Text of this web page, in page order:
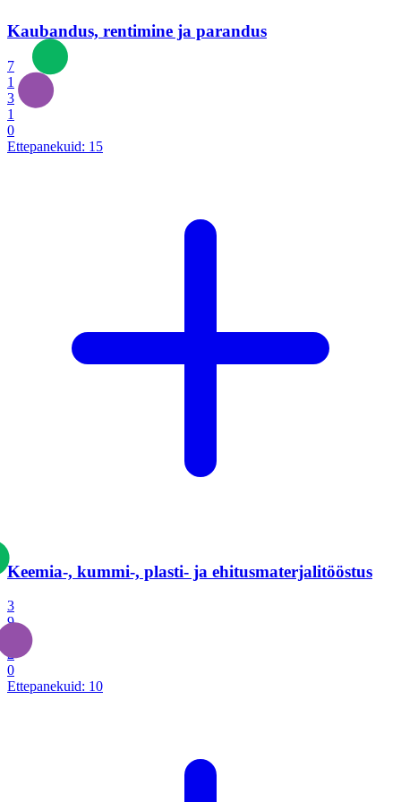
Kaubandus, rentimine ja parandus
7
1
3
1
0
Ettepanekuid: 15
Keemia-, kummi-, plasti- ja ehitusmaterjalitööstus
3
9
2
0
Ettepanekuid: 10